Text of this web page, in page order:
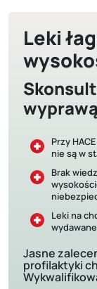
Leki
Przy
nie są w
Brak
Leki na
Jasne
profilaktyki